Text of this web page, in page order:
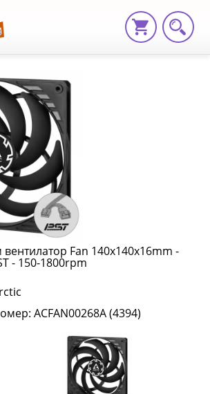
Fan 140x140x16mm -
- 150-1800rpm
ACFAN00268A (4394)